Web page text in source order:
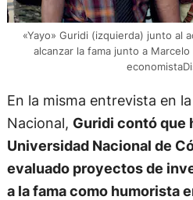
«Yayo» Guridi (izquierda) junto al
alcanzar la fama junto a
En la misma entrevista en
Nacional, Guridi contó que
Universidad Nacional de
evaluado proyectos de
a la fama como humorista